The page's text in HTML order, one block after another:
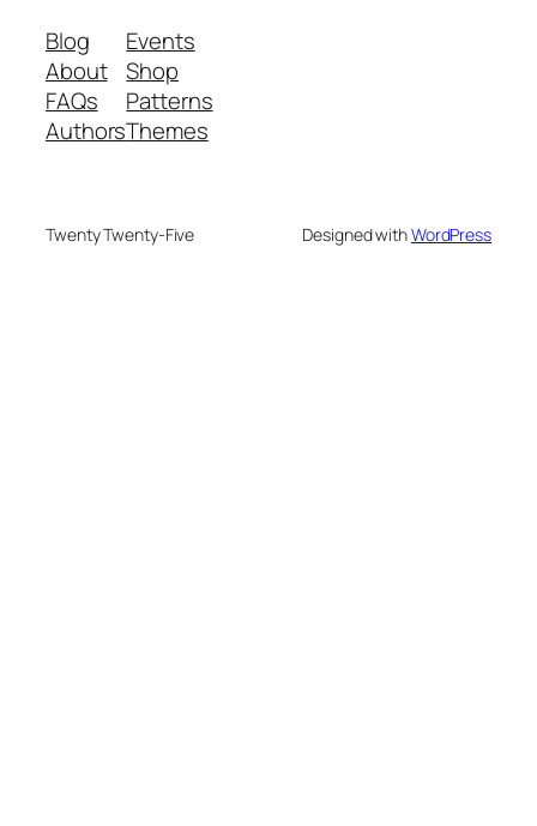
Blog
About
FAQs
Authors
Events
Shop
Patterns
Themes
Twenty Twenty-Five Designed withWordPress